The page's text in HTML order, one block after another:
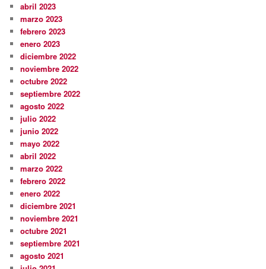
abril 2023
marzo 2023
febrero 2023
enero 2023
diciembre 2022
noviembre 2022
octubre 2022
septiembre 2022
agosto 2022
julio 2022
junio 2022
mayo 2022
abril 2022
marzo 2022
febrero 2022
enero 2022
diciembre 2021
noviembre 2021
octubre 2021
septiembre 2021
agosto 2021